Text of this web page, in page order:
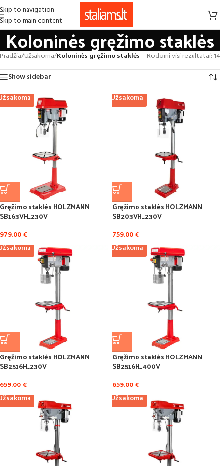
Skip to navigation
Skip to main content
Koloninės gręžimo staklės
Pradžia/Užsakoma/Koloninės gręžimo staklės
Rodomi visi rezultatai: 14
Show sidebar
Gręžimo staklės HOLZMANN
SB163VH_230V
979.00€
Užsakoma
Gręžimo staklės HOLZMANN
SB203VH_230V
759.00€
Gręžimo staklės HOLZMANN
SB2516H_230V
659.00€
Užsakoma
Gręžimo staklės HOLZMANN
SB2516H_400V
659.00€
Užsakoma